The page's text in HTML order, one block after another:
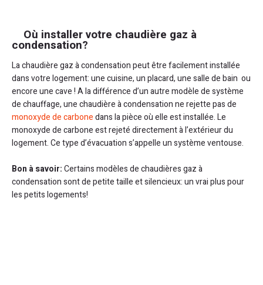
Où installer votre chaudière gaz à
condensation?
La chaudière gaz à condensation peut être facilement installée
dans votre logement: une cuisine, un placard, une salle de bain ou
encore une cave ! A la différence d’un autre modèle de système
de chauffage, une chaudière à condensation ne rejette pas de
monoxyde de carbonedans la pièce où elle est installée. Le
monoxyde de carbone est rejeté directement à l’extérieur du
logement. Ce type d’évacuation s’appelle un système ventouse.
Bon à savoir:Certains modèles de chaudières gaz à
condensation sont de petite taille et silencieux: un vrai plus pour
les petits logements!